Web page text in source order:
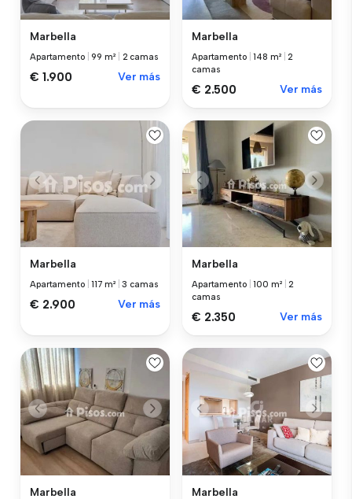
Marbella
Apartamento |99 m² 2 camas
€ 1.900 Ver más
Marbella
Apartamento |148 m² |2
camas
€ 2.500 Ver más
Marbella
Apartamento |117 m² |3 camas
€ 2.900 Ver más
Marbella
Apartamento |100 m² |2
camas
€ 2.350 Ver más
Marbella Marbella